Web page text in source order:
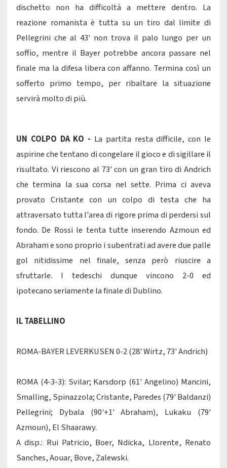
dischetto non ha difficoltà a mettere dentro. La
reazione romanista è tutta su un tiro dal limite di
Pellegrini che al 43' non trova il palo lungo per un
soffio, mentre il Bayer potrebbe ancora passare nel
finale ma la difesa libera con affanno. Termina così un
sofferto primo tempo, per ribaltare la situazione
servirà molto di più.
UN COLPO DA KO - La partita resta difficile, con le
aspirine che tentano di congelare il gioco e di sigillare il
risultato. Vi riescono al 73' con un gran tiro di Andrich
che termina la sua corsa nel sette. Prima ci aveva
provato Cristante con un colpo di testa che ha
attraversato tutta l'area di rigore prima di perdersi sul
fondo. De Rossi le tenta tutte inserendo Azmoun ed
Abraham e sono proprio i subentrati ad avere due palle
gol nitidissime nel finale, senza però riuscire a
sfruttarle. I tedeschi dunque vincono 2-0 ed
ipotecano seriamente la finale di Dublino.
IL TABELLINO
ROMA-BAYER LEVERKUSEN 0-2 (28' Wirtz, 73' Andrich)
ROMA (4-3-3): Svilar; Karsdorp (61' Angelino) Mancini,
Smalling, Spinazzola; Cristante, Paredes (79' Baldanzi)
Pellegrini; Dybala (90'+1' Abraham), Lukaku (79'
Azmoun), El Shaarawy.
A disp.: Rui Patricio, Boer, Ndicka, Llorente, Renato
Sanches, Aouar, Bove, Zalewski.